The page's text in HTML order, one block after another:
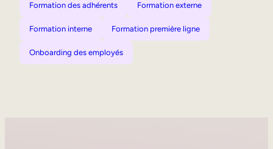
Formation des adhérents Formation externe
Formation interne Formation première ligne
Onboarding des employés